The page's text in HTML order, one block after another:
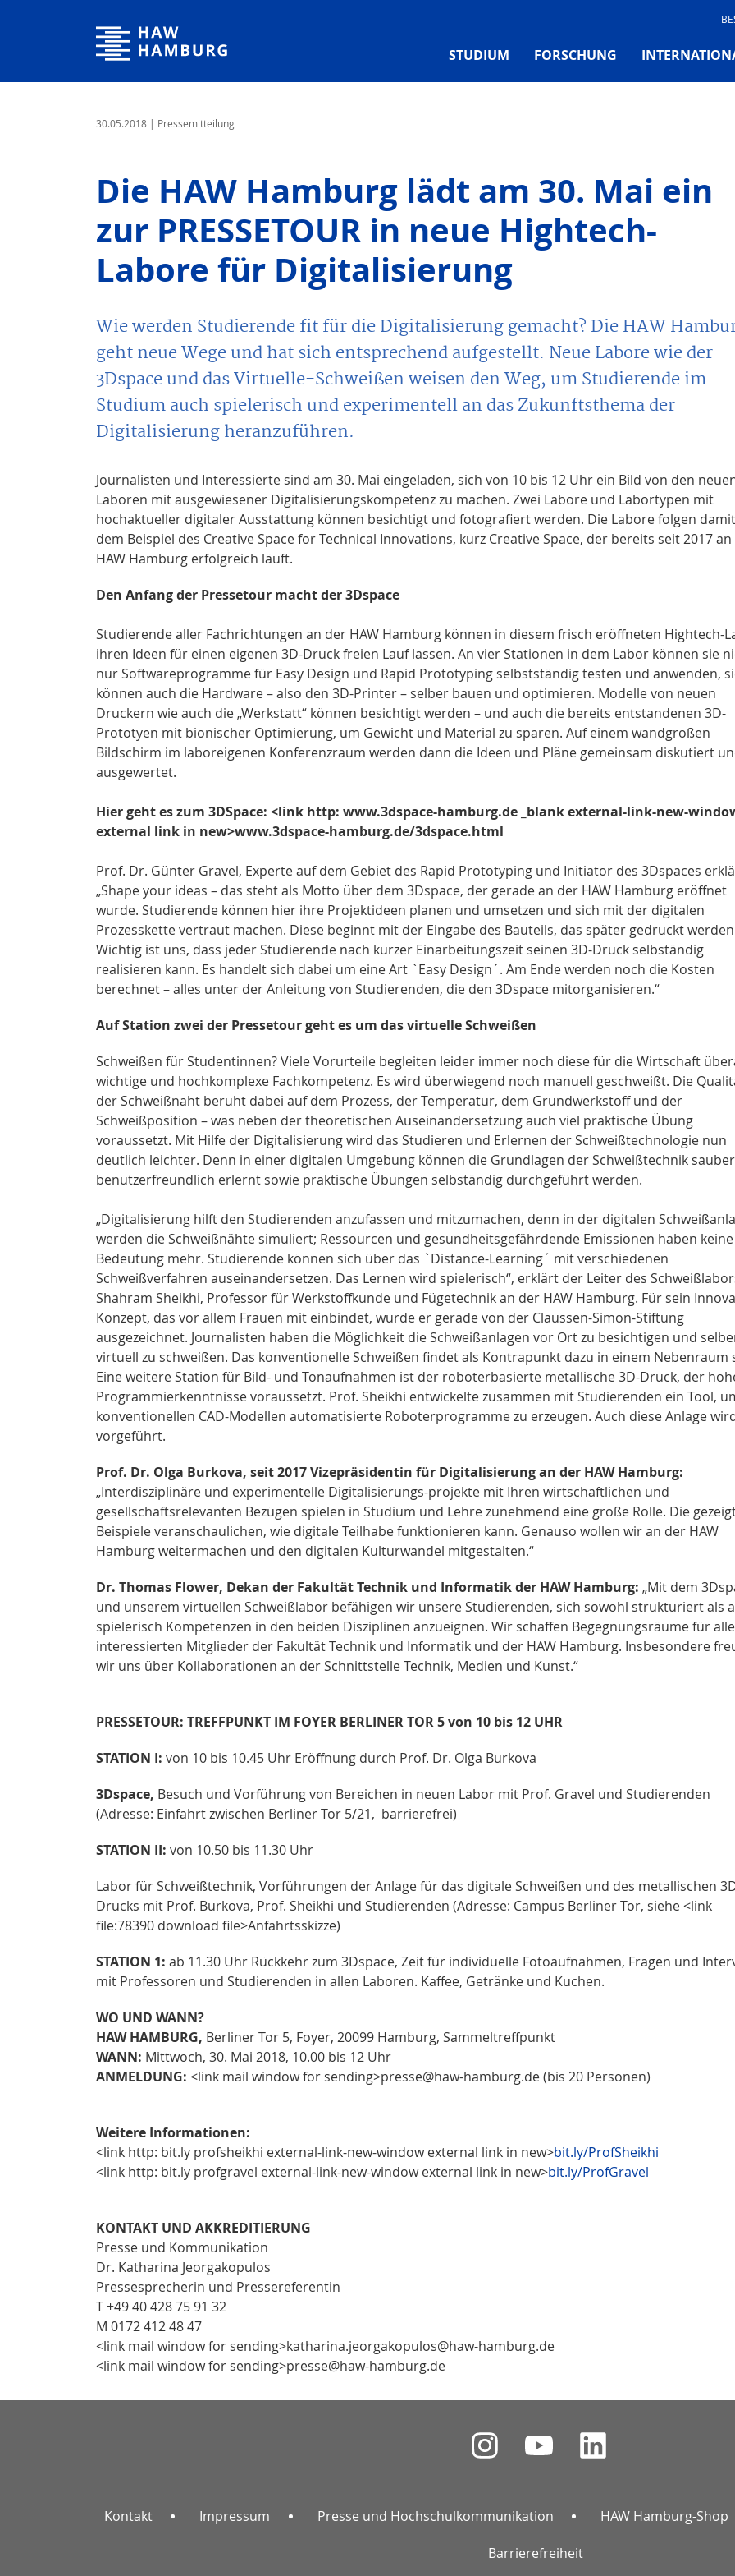
Hochschule für Angewandte Wissenschaften Hamburg
STUDIUM FORSCHUNG
30.05.2018 | Pressemitteilung
Die HAW Hamburg lädt am 30. Mai ein
zur PRESSETOUR in neue Hightech-
Labore für Digitalisierung
Wie werden Studierende fit für die Digitalisierung gemacht? Die HAW
geht neue Wege und hat sich entsprechend aufgestellt. Neue Labore wie der
3Dspace und das Virtuelle-Schweißen weisen den Weg, um Studierende im
Studium auch spielerisch und experimentell an das Zukunftsthema der
Digitalisierung heranzuführen.
Journalisten und Interessierte sind am 30. Mai eingeladen, sich von 10 bis 12 Uhr ein Bild von den
Laboren mit ausgewiesener Digitalisierungskompetenz zu machen. Zwei Labore und Labortypen mit
hochaktueller digitaler Ausstattung können besichtigt und fotografiert werden. Die Labore folgen damit
dem Beispiel des Creative Space for Technical Innovations, kurz Creative Space, der bereits seit 2017
HAW Hamburg erfolgreich läuft.
Den Anfang der Pressetour macht der 3Dspace
Studierende aller Fachrichtungen an der HAW Hamburg können in diesem frisch eröffneten Hightech-
ihren Ideen für einen eigenen 3D-Druck freien Lauf lassen. An vier Stationen in dem Labor können sie
nur Softwareprogramme für Easy Design und Rapid Prototyping selbstständig testen und anwenden,
können auch die Hardware – also den 3D-Printer – selber bauen und optimieren. Modelle von neuen
Druckern wie auch die „Werkstatt“ können besichtigt werden – und auch die bereits entstandenen 3D-
Prototyen mit bionischer Optimierung, um Gewicht und Material zu sparen. Auf einem wandgroßen
Bildschirm im laboreigenen Konferenzraum werden dann die Ideen und Pläne gemeinsam diskutiert
ausgewertet.
Hier geht es zum 3DSpace: <link http: www.3dspace-hamburg.de _blank external-link-new-
external link in new>www.3dspace-hamburg.de/3dspace.html
Prof. Dr. Günter Gravel, Experte auf dem Gebiet des Rapid Prototyping und Initiator des 3Dspaces
„Shape your ideas – das steht als Motto über dem 3Dspace, der gerade an der HAW Hamburg eröffnet
wurde. Studierende können hier ihre Projektideen planen und umsetzen und sich mit der digitalen
Prozesskette vertraut machen. Diese beginnt mit der Eingabe des Bauteils, das später gedruckt
Wichtig ist uns, dass jeder Studierende nach kurzer Einarbeitungszeit seinen 3D-Druck selbständig
realisieren kann. Es handelt sich dabei um eine Art `Easy Design´. Am Ende werden noch die Kosten
berechnet – alles unter der Anleitung von Studierenden, die den 3Dspace mitorganisieren.“
Auf Station zwei der Pressetour geht es um das virtuelle Schweißen
Schweißen für Studentinnen? Viele Vorurteile begleiten leider immer noch diese für die Wirtschaft
wichtige und hochkomplexe Fachkompetenz. Es wird überwiegend noch manuell geschweißt. Die
der Schweißnaht beruht dabei auf dem Prozess, der Temperatur, dem Grundwerkstoff und der
Schweißposition – was neben der theoretischen Auseinandersetzung auch viel praktische Übung
voraussetzt. Mit Hilfe der Digitalisierung wird das Studieren und Erlernen der Schweißtechnologie nun
deutlich leichter. Denn in einer digitalen Umgebung können die Grundlagen der Schweißtechnik
benutzerfreundlich erlernt sowie praktische Übungen selbständig durchgeführt werden.
„Digitalisierung hilft den Studierenden anzufassen und mitzumachen, denn in der digitalen
werden die Schweißnähte simuliert; Ressourcen und gesundheitsgefährdende Emissionen haben keine
Bedeutung mehr. Studierende können sich über das `Distance-Learning´ mit verschiedenen
Schweißverfahren auseinandersetzen. Das Lernen wird spielerisch“, erklärt der Leiter des
Shahram Sheikhi, Professor für Werkstoffkunde und Fügetechnik an der HAW Hamburg. Für sein
Konzept, das vor allem Frauen mit einbindet, wurde er gerade von der Claussen-Simon-Stiftung
ausgezeichnet. Journalisten haben die Möglichkeit die Schweißanlagen vor Ort zu besichtigen und
virtuell zu schweißen. Das konventionelle Schweißen findet als Kontrapunkt dazu in einem Nebenraum
Eine weitere Station für Bild- und Tonaufnahmen ist der roboterbasierte metallische 3D-Druck, der
Programmierkenntnisse voraussetzt. Prof. Sheikhi entwickelte zusammen mit Studierenden ein Tool,
konventionellen CAD-Modellen automatisierte Roboterprogramme zu erzeugen. Auch diese Anlage
vorgeführt.
Prof. Dr. Olga Burkova, seit 2017 Vizepräsidentin für Digitalisierung an der HAW Hamburg:
„Interdisziplinäre und experimentelle Digitalisierungs-projekte mit Ihren wirtschaftlichen und
gesellschaftsrelevanten Bezügen spielen in Studium und Lehre zunehmend eine große Rolle. Die
Beispiele veranschaulichen, wie digitale Teilhabe funktionieren kann. Genauso wollen wir an der HAW
Hamburg weitermachen und den digitalen Kulturwandel mitgestalten.“
Dr. Thomas Flower, Dekan der Fakultät Technik und Informatik der HAW Hamburg: „Mit dem
und unserem virtuellen Schweißlabor befähigen wir unsere Studierenden, sich sowohl strukturiert als
spielerisch Kompetenzen in den beiden Disziplinen anzueignen. Wir schaffen Begegnungsräume für alle
interessierten Mitglieder der Fakultät Technik und Informatik und der HAW Hamburg. Insbesondere
wir uns über Kollaborationen an der Schnittstelle Technik, Medien und Kunst.“
PRESSETOUR: TREFFPUNKT IM FOYER BERLINER TOR 5 von 10 bis 12 UHR
STATION I: von 10 bis 10.45 Uhr Eröffnung durch Prof. Dr. Olga Burkova
3Dspace, Besuch und Vorführung von Bereichen in neuen Labor mit Prof. Gravel und Studierenden
(Adresse: Einfahrt zwischen Berliner Tor 5/21, barrierefrei)
STATION II: von 10.50 bis 11.30 Uhr
Labor für Schweißtechnik, Vorführungen der Anlage für das digitale Schweißen und des metallischen
Drucks mit Prof. Burkova, Prof. Sheikhi und Studierenden (Adresse: Campus Berliner Tor, siehe <link
file:78390 download file>Anfahrtsskizze)
STATION 1: ab 11.30 Uhr Rückkehr zum 3Dspace, Zeit für individuelle Fotoaufnahmen, Fragen und
mit Professoren und Studierenden in allen Laboren. Kaffee, Getränke und Kuchen.
WO UND WANN?
HAW HAMBURG, Berliner Tor 5, Foyer, 20099 Hamburg, Sammeltreffpunkt
WANN: Mittwoch, 30. Mai 2018, 10.00 bis 12 Uhr
ANMELDUNG: <link mail window for sending>presse@haw-hamburg.de (bis 20 Personen)
Weitere Informationen:
<link http: bit.ly profsheikhi external-link-new-window external link in new>bit.ly/ProfSheikhi
<link http: bit.ly profgravel external-link-new-window external link in new>bit.ly/ProfGravel
KONTAKT UND AKKREDITIERUNG
Presse und Kommunikation
Dr. Katharina Jeorgakopulos
Pressesprecherin und Pressereferentin
T +49 40 428 75 91 32
M 0172 412 48 47
<link mail window for sending>katharina.jeorgakopulos@haw-hamburg.de
<link mail window for sending>presse@haw-hamburg.de
Kontakt Impressum Presse und Hochschulkommunikation HAW Hamburg-Shop
Barrierefreiheit